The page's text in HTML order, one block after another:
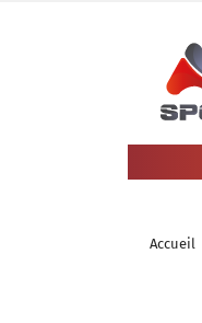
Accueil